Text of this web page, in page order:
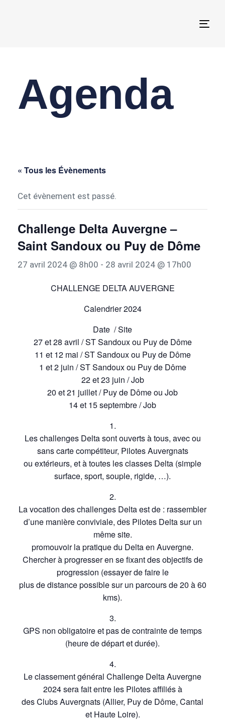
Agenda
« Tous les Évènements
Cet évènement est passé.
Challenge Delta Auvergne –
Saint Sandoux ou Puy de Dôme
27 avril 2024 @ 8h00 - 28 avril 2024 @ 17h00
CHALLENGE DELTA AUVERGNE
Calendrier 2024
Date / Site
27 et 28 avril / ST Sandoux ou Puy de Dôme
11 et 12 mai / ST Sandoux ou Puy de Dôme
1 et 2 juin / ST Sandoux ou Puy de Dôme
22 et 23 juin / Job
20 et 21 juillet / Puy de Dôme ou Job
14 et 15 septembre / Job
1.
Les challenges Delta sont ouverts à tous, avec ou
sans carte compétiteur, Pilotes Auvergnats
ou extérieurs, et à toutes les classes Delta (simple
surface, sport, souple, rigide, …).
2.
La vocation des challenges Delta est de : rassembler
d’une manière conviviale, des Pilotes Delta sur un
même site.
promouvoir la pratique du Delta en Auvergne.
Chercher à progresser en se fixant des objectifs de
progression (essayer de faire le
plus de distance possible sur un parcours de 20 à 60
kms).
3.
GPS non obligatoire et pas de contrainte de temps
(heure de départ et durée).
4.
Le classement général Challenge Delta Auvergne
2024 sera fait entre les Pilotes affiliés à
des Clubs Auvergnats (Allier, Puy de Dôme, Cantal
et Haute Loire).